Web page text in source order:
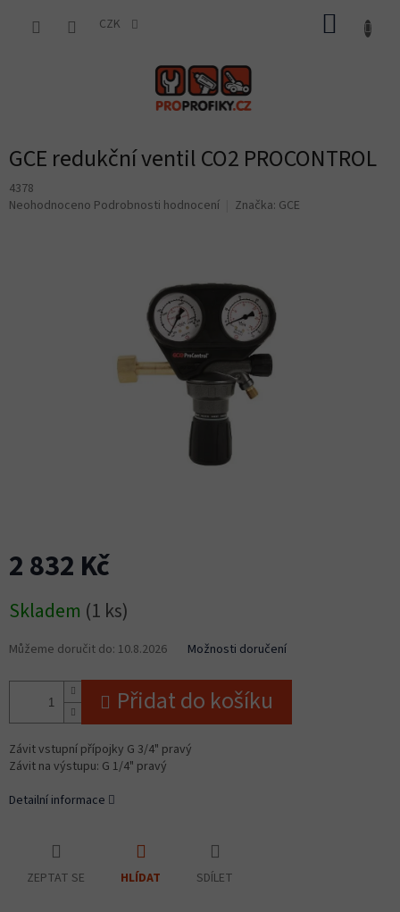
CZK
GCE redukční ventil CO2 PROCONTROL
4378
Průměrné
Neohodnoceno Podrobnosti hodnocení Značka: GCE
2 832 Kč
cena:
Skladem (1 ks)
Můžeme doručit do: 10.8.2026 Možnosti doručení
Přidat do košíku
Závit vstupní přípojky G 3/4" pravý
Závit na výstupu: G 1/4" pravý
Detailní informace
ZEPTAT SE HLÍDAT SDÍLET